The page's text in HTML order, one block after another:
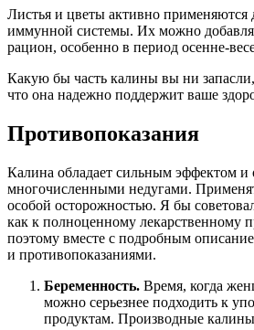
Листья и цветы активно применяются
иммунной системы. Их можно
рацион, особенно в период осенне-
Какую бы часть калины вы ни
что она надежно поддержит ваше
Противопоказания
Калина обладает сильным эффектом и
многочисленными недугами.
особой осторожностью. Я бы
как к полноценному лекарственному
поэтому вместе с подробным
и противопоказаниями.
Беременность. Время, когда
можно серьезнее подходить к
продуктам. Производные